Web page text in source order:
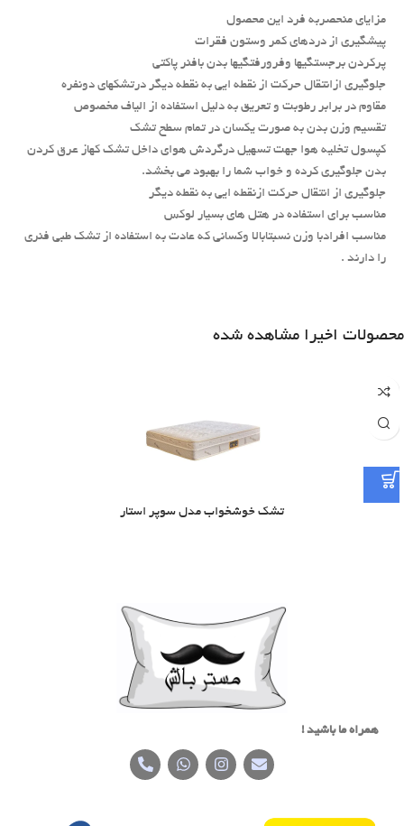
مزایای منحصربه فرد این محصول
پیشگیری از دردهای کمر وستون فقرات
پرکردن برجستگیها وفرورفتگیها بدن بافنر پاکتی
جلوگیری ازانتقال حرکت از نقطه ایی به نقطه دیگر درتشکهای دونفره
مقاوم در برابر رطوبت و تعريق به دلیل استفاده از الیاف مخصوص
تقسیم وزن بدن به صورت یکسان در تمام سطح تشک
کپسول تخلیه هوا جهت تسهیل درگردش هوای داخل تشک کهاز عرق کردن
بدن جلوگیری کرده و خواب شما را بهبود می بخشد.
جلوگیری از انتقال حرکت ازنقطه ایی به نقطه دیگر
مناسب برای استفاده در هتل های بسیار لوکس
مناسب افرادبا وزن نسبتابالا وکسانی که عادت به استفاده از تشک طبی فنری
را دارند .
محصولات اخیرا مشاهده شده
تشک خوشخواب مدل سوپر استار
همراه ما باشید !